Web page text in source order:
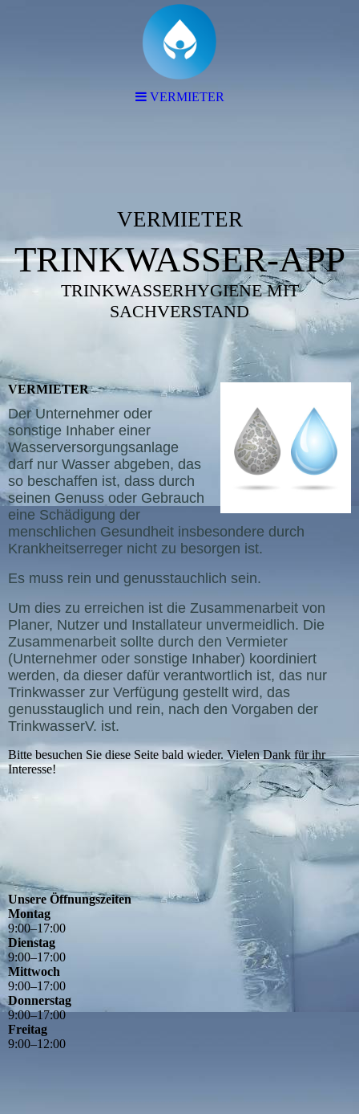
VERMIETER
TRINKWASSER-APP
TRINKWASSERHYGIENE MIT
SACHVERSTAND
VERMIETER
Der Unternehmer oder
sonstige Inhaber einer
Wasserversorgungsanlage
darf nur Wasser abgeben, das
so beschaffen ist, dass durch
seinen Genuss oder Gebrauch
eine Schädigung der
menschlichen Gesundheit insbesondere durch
Krankheitserreger nicht zu besorgen ist.
Es muss rein und genusstauchlich sein.
Um dies zu erreichen ist die Zusammenarbeit von
Planer, Nutzer und Installateur unvermeidlich. Die
Zusammenarbeit sollte durch den Vermieter
(Unternehmer oder sonstige Inhaber) koordiniert
werden, da dieser dafür verantwortlich ist, das nur
Trinkwasser zur Verfügung gestellt wird, das
genusstauglich und rein, nach den Vorgaben der
TrinkwasserV. ist.
Bitte besuchen Sie diese Seite bald wieder. Vielen Dank für ihr
Interesse!
Unsere Öffnungszeiten
Montag
9:00–17:00
Dienstag
9:00–17:00
Mittwoch
9:00–17:00
Donnerstag
9:00–17:00
Freitag
9:00–12:00
VERMIETER